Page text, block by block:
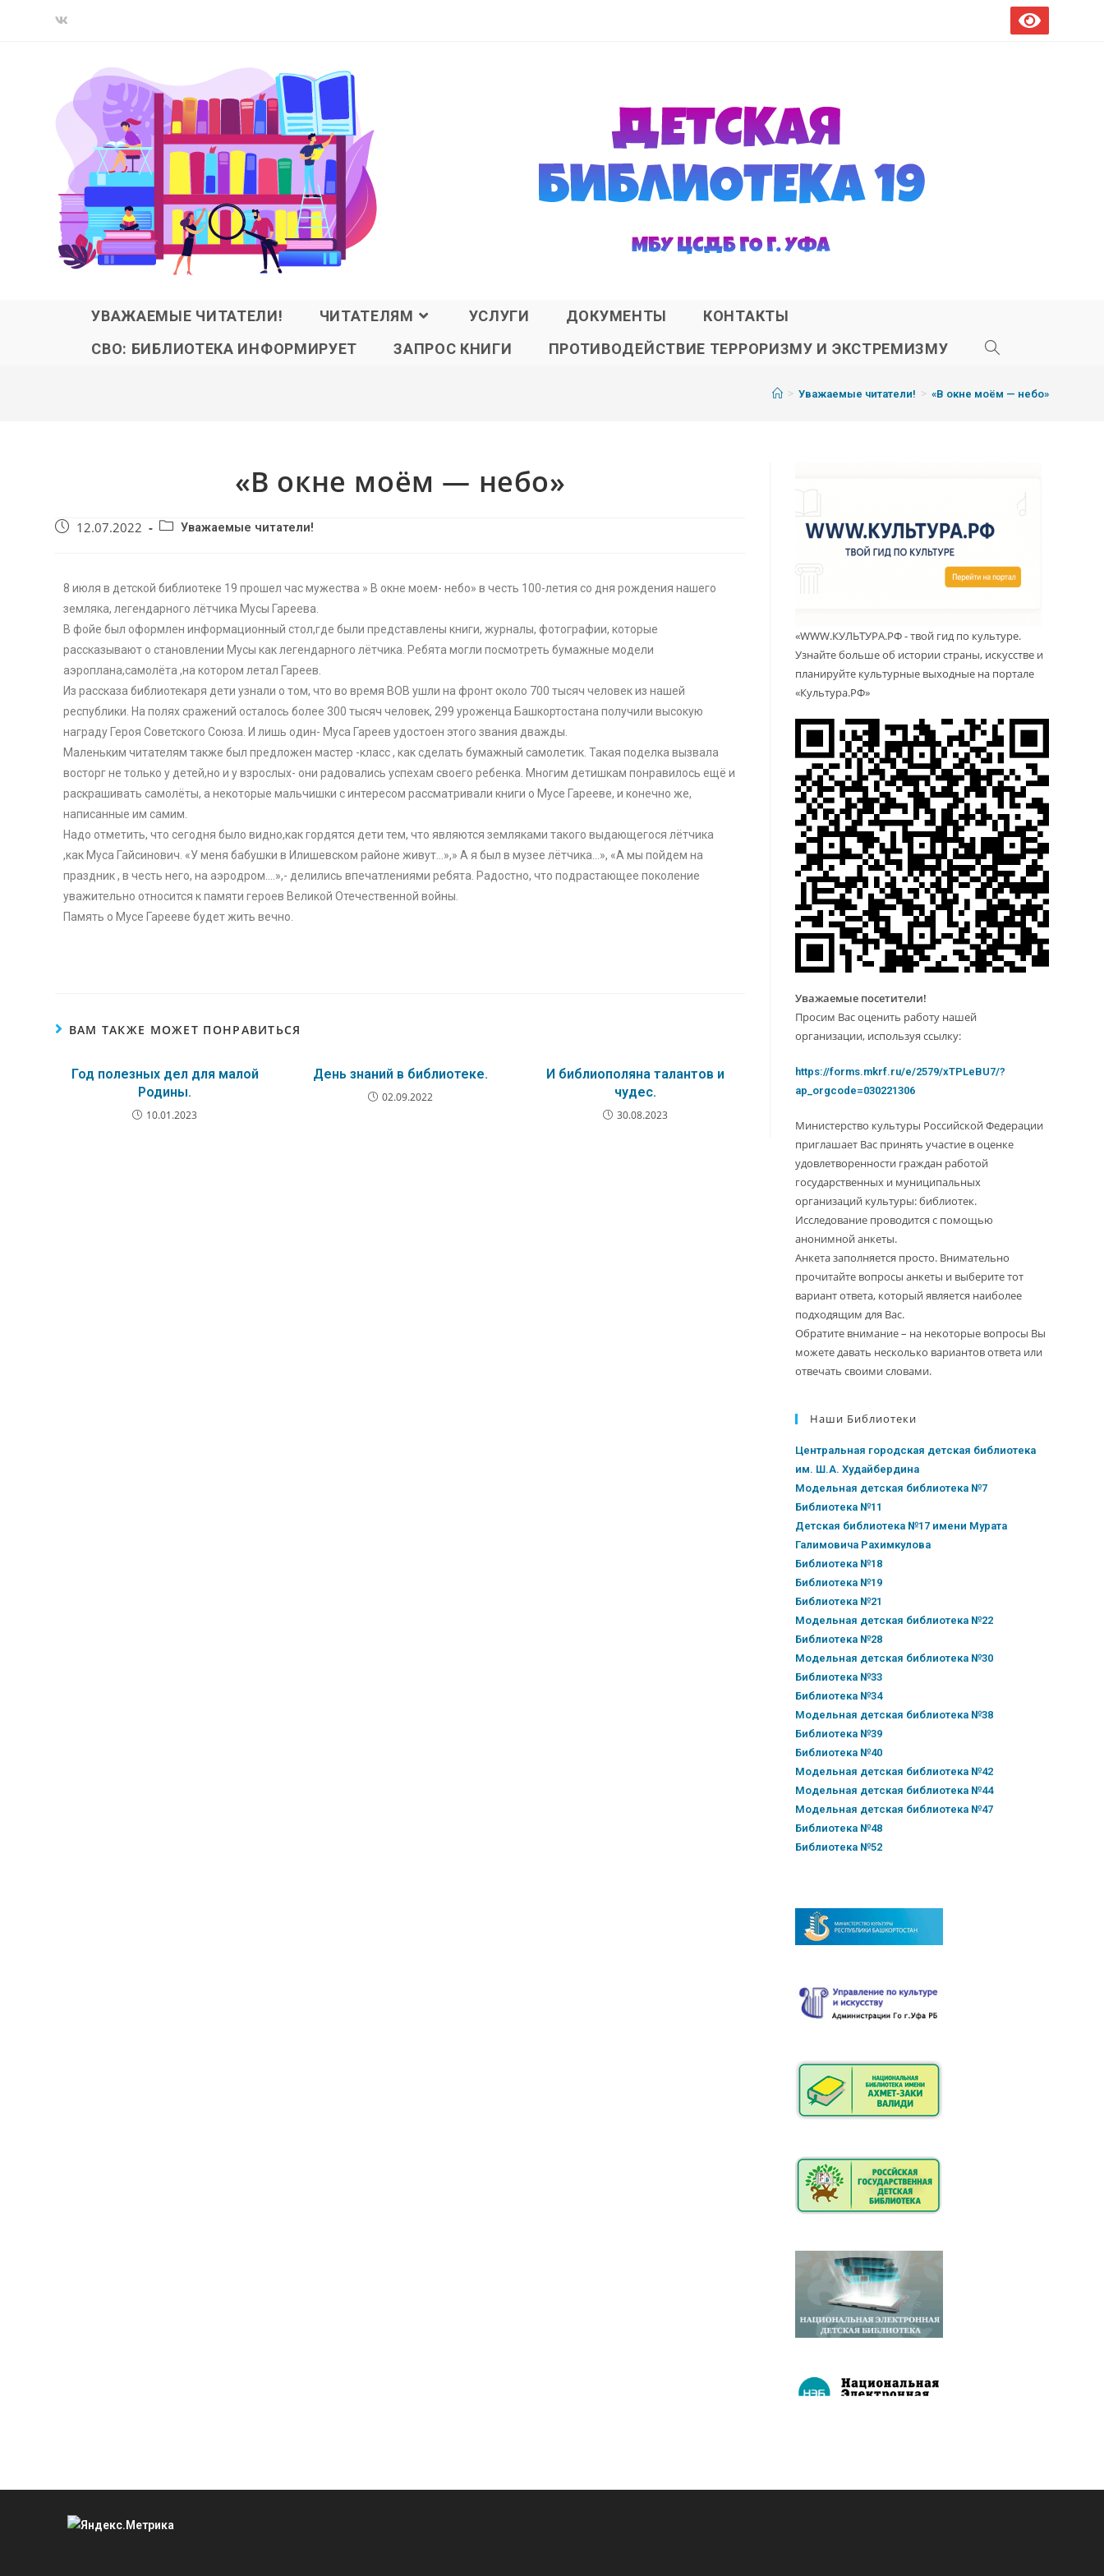
УВАЖАЕМЫЕ ЧИТАТЕЛИ! ЧИТАТЕЛЯМ УСЛУГИ ДОКУМЕНТЫ
КОНТАКТЫ
СВО: БИБЛИОТЕКА ИНФОРМИРУЕТ
ЗАПРОС КНИГИ ПРОТИВОДЕЙСТВИЕ ТЕРРОРИЗМУ И ЭКСТРЕМИЗМУ
> Уважаемые читатели! > «В окне моём — небо»
«В окне моём — небо»
12.07.2022 Уважаемые читатели!
8 июля в детской библиотеке 19 прошел час мужества » В окне моем- небо» в честь 100-летия со дня рождения нашего
земляка, легендарного лётчика Мусы Гареева.
В фойе был оформлен информационный стол,где были представлены книги, журналы, фотографии, которые
рассказывают о становлении Мусы как легендарного лётчика. Ребята могли посмотреть бумажные модели
аэроплана,самолёта ,на котором летал Гареев.
Из рассказа библиотекаря дети узнали о том, что во время ВОВ ушли на фронт около 700 тысяч человек из нашей
республики. На полях сражений осталось более 300 тысяч человек, 299 уроженца Башкортостана получили высокую
награду Героя Советского Союза. И лишь один- Муса Гареев удостоен этого звания дважды.
Маленьким читателям также был предложен мастер -класс , как сделать бумажный самолетик. Такая поделка вызвала
восторг не только у детей,но и у взрослых- они радовались успехам своего ребенка. Многим детишкам понравилось ещё и
раскрашивать самолёты, а некоторые мальчишки с интересом рассматривали книги о Мусе Гарееве, и конечно же,
написанные им самим.
Надо отметить, что сегодня было видно,как гордятся дети тем, что являются земляками такого выдающегося лётчика
,как Муса Гайсинович. «У меня бабушки в Илишевском районе живут…»,» А я был в музее лётчика…», «А мы пойдем на
праздник , в честь него, на аэродром….»,- делились впечатлениями ребята. Радостно, что подрастающее поколение
уважительно относится к памяти героев Великой Отечественной войны.
Память о Мусе Гарееве будет жить вечно.
ВАМ ТАКЖЕ МОЖЕТ ПОНРАВИТЬСЯ
Год полезных дел для малой
Родины.
10.01.2023
День знаний в библиотеке.
02.09.2022
И библиополяна талантов и
чудес.
30.08.2023
«WWW.КУЛЬТУРА.РФ - твой гид по культуре.
Узнайте больше об истории страны, искусстве и
планируйте культурные выходные на портале
«Культура.РФ»
Уважаемые посетители!
Просим Вас оценить работу нашей
организации, используя ссылку:
https://forms.mkrf.ru/e/2579/xTPLeBU7/?
ap_orgcode=030221306
Министерство культуры Российской Федерации
приглашает Вас принять участие в оценке
удовлетворенности граждан работой
государственных и муниципальных
организаций культуры: библиотек.
Исследование проводится с помощью
анонимной анкеты.
Анкета заполняется просто. Внимательно
прочитайте вопросы анкеты и выберите тот
вариант ответа, который является наиболее
подходящим для Вас.
Обратите внимание – на некоторые вопросы Вы
можете давать несколько вариантов ответа или
отвечать своими словами.
Наши Библиотеки
Центральная городская детская библиотека
им. Ш.А. Худайбердина
Модельная детская библиотека №7
Библиотека №11
Детская библиотека №17 имени Мурата
Галимовича Рахимкулова
Библиотека №18
Библиотека №19
Библиотека №21
Модельная детская библиотека №22
Библиотека №28
Модельная детская библиотека №30
Библиотека №33
Библиотека №34
Модельная детская библиотека №38
Библиотека №39
Библиотека №40
Модельная детская библиотека №42
Модельная детская библиотека №44
Модельная детская библиотека №47
Библиотека №48
Библиотека №52